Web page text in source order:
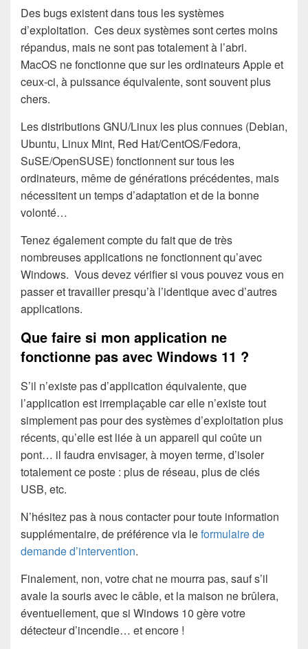
Des bugs existent dans tous les systèmes
d’exploitation. Ces deux systèmes sont certes moins
répandus, mais ne sont pas totalement à l’abri.
MacOS ne fonctionne que sur les ordinateurs Apple et
ceux-ci, à puissance équivalente, sont souvent plus
chers.
Les distributions GNU/Linux les plus connues (Debian,
Ubuntu, Linux Mint, Red Hat/CentOS/Fedora,
SuSE/OpenSUSE) fonctionnent sur tous les
ordinateurs, même de générations précédentes, mais
nécessitent un temps d’adaptation et de la bonne
volonté…
Tenez également compte du fait que de très
nombreuses applications ne fonctionnent qu’avec
Windows. Vous devez vérifier si vous pouvez vous en
passer et travailler presqu’à l’identique avec d’autres
applications.
Que faire si mon application ne
fonctionne pas avec Windows 11 ?
S’il n’existe pas d’application équivalente, que
l’application est irremplaçable car elle n’existe tout
simplement pas pour des systèmes d’exploitation plus
récents, qu’elle est liée à un appareil qui coûte un
pont… il faudra envisager, à moyen terme, d’isoler
totalement ce poste : plus de réseau, plus de clés
USB, etc.
N’hésitez pas à nous contacter pour toute information
supplémentaire, de préférence via leformulaire de
demande d’intervention.
Finalement, non, votre chat ne mourra pas, sauf s’il
avale la souris avec le câble, et la maison ne brûlera,
éventuellement, que si Windows 10 gère votre
détecteur d’incendie… et encore !